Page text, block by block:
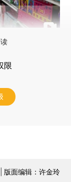
限
版面编辑：许金玲